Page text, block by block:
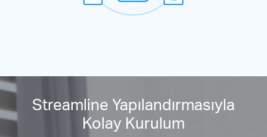
Streamline Yapılandırmasıyla
Kolay Kurulum